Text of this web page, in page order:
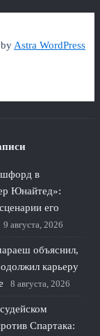
Astra WordPress
в
Юнайтед»:
его
9 августа, 2026
объяснил,
карьеру
8 августа, 2026
Спартака: